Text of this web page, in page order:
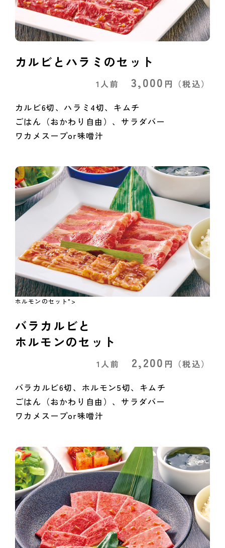
カルビとハラミのセット
1人前 3,000 円 （税込）
カルビ6切、ハラミ4切、キムチ
ごはん（おかわり自由）、サラダバー
ワカメスープor味噌汁
ホルモンのセット">
バラカルビと
ホルモンのセット
1人前 2,200 円 （税込）
バラカルビ6切、ホルモン5切、キムチ
ごはん（おかわり自由）、サラダバー
ワカメスープor味噌汁